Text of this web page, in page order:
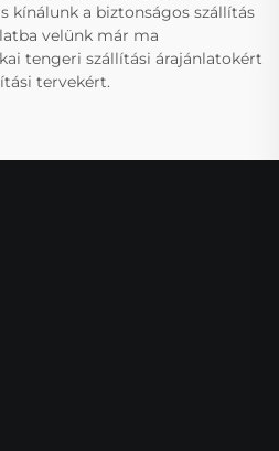
kínálunk a biztonságos szállítás
velünk már ma
tengeri szállítási árajánlatokért
tervekért.